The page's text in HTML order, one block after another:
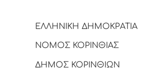
ΕΛΛΗΝΙΚΗ ΔΗΜΟΚΡΑΤΙΑ
ΝΟΜΟΣ ΚΟΡΙΝΘΙΑΣ
ΔΗΜΟΣ ΚΟΡΙΝΘΙΩΝ